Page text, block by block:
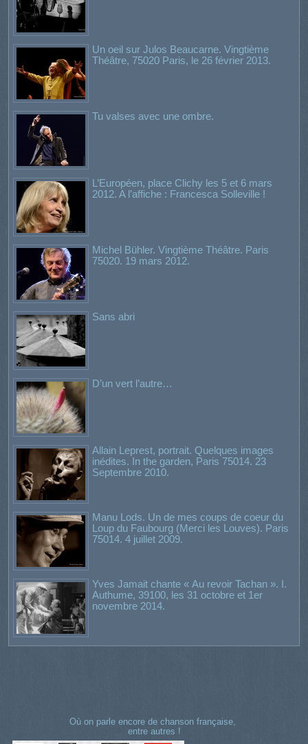
Un oeil sur Julos Beaucarne. Vingtième
Théâtre, 75020 Paris, le 26 février 2013.
Tu valses avec une ombre.
L’Européen, place Clichy les 5 et 6 mars
2012. A l’affiche : Francesca Solleville !
Michel Bühler. Vingtième Théâtre. Paris
75020. 19 mars 2012.
Sans abri
D’un vert l’autre…
Allain Leprest, portrait. Quelques images
inédites. In the garden, Paris 75014. 23
Septembre 2010.
Manu Lods. Un de mes coups de coeur du
Loup du Faubourg (Merci les Louves). Paris
75014. 4 juillet 2009.
Yves Jamait chante « Au revoir Tachan ». I.
Authume, 39100, les 31 octobre et 1er
novembre 2014.
Où on parle encore de chanson française,
entre autres !